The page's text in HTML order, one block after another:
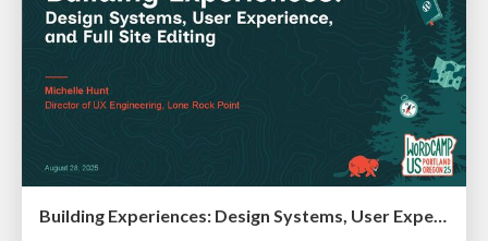
Building Experiences: Design Systems, User Experience, and Full Site Editing